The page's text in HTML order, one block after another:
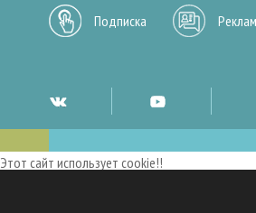
Подписка
Этот сайт использует cookie!!
Мы используем cookies и аналогичные